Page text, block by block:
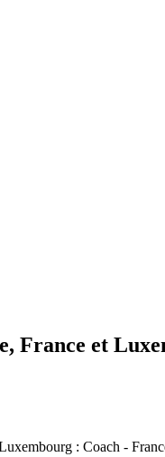
France et
: Coach -